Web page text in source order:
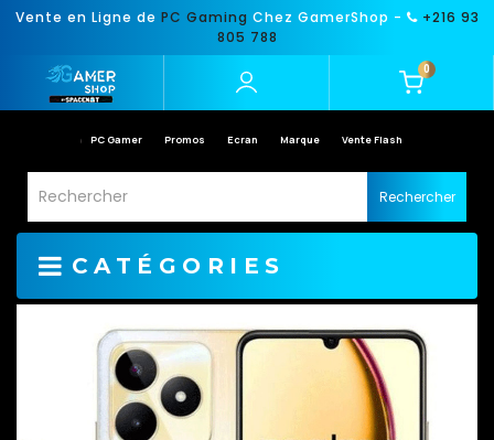
Vente en Ligne de PC Gaming Chez GamerShop -
+216 93
805 788
0
PC Gamer Promos Ecran Marque Vente Flash
Rechercher
CATÉGORIES